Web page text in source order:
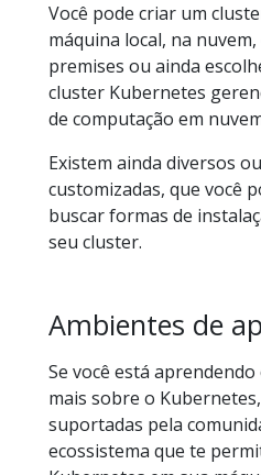
Você pode criar um
máquina local, na
premises ou ainda
cluster Kubernetes
de computação em
Existem ainda diversos
customizadas, que você
buscar formas de
seu cluster.
Ambientes de
Se você está
mais sobre o
suportadas pela
ecossistema que te